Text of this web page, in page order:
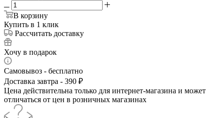
В корзину
Купить в 1 клик
Рассчитать доставку
Хочу в подарок
Самовывоз - бесплатно
Доставка завтра - 390 ₽
Цена действительна только для интернет-магазина и может
отличаться от цен в розничных магазинах